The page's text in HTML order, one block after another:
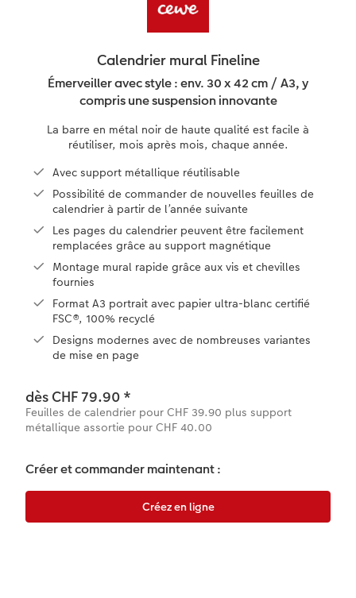
Étui personnalisé
LIVRE PHOTO CEWE Bébé
Couverture en cuir et en lin
Possibilités de commande
Exemples
Témoignages clients
Coffeetable Book «Art Collection»
Accessoires
Tirages photo sur papier recyclé
Lot de photos
Autocollants photo
Affiche carte personnalisée
hexxas
Photo sous plexi
Photo sur bois
Tableau photo Prestige
Photo sur carton mousse
Multi-déco
Conseils décoration murale
Accessoires
Autres occasions
Cartes photo
Cartes postales
Animaux de compagnie
Faber-Castell
Boîte cadeau photo
Idées de cadeaux
Carte cadeau CEWE
Boîte à friandises personnalisée
Nouveautés
Coques en silicone
Coques en cuir
Coques en bois
Avec design
Calendriers muraux avec design
Calendrier mural A4 Panorama
Calendrier mural A3
Accessoires
pour l’anniversaire
Cadeaux pour le départ
Cadeaux photo pour Pâques
pour l’EVJF
Témoignages
Calendrier mural Fineline
Émerveiller avec style : env. 30 x 42 cm / A3, y
compris une suspension innovante
La barre en métal noir de haute qualité est facile à
réutiliser, mois après mois, chaque année.
Avec support métallique réutilisable
Possibilité de commander de nouvelles feuilles de
calendrier à partir de l’année suivante
Les pages du calendrier peuvent être facilement
remplacées grâce au support magnétique
Montage mural rapide grâce aux vis et chevilles
fournies
Format A3 portrait avec papier ultra-blanc certifié
FSC®, 100% recyclé
Designs modernes avec de nombreuses variantes
de mise en page
dès CHF 79.90 *
Feuilles de calendrier pour CHF 39.90 plus support
métallique assortie pour CHF 40.00
Créer et commander maintenant :